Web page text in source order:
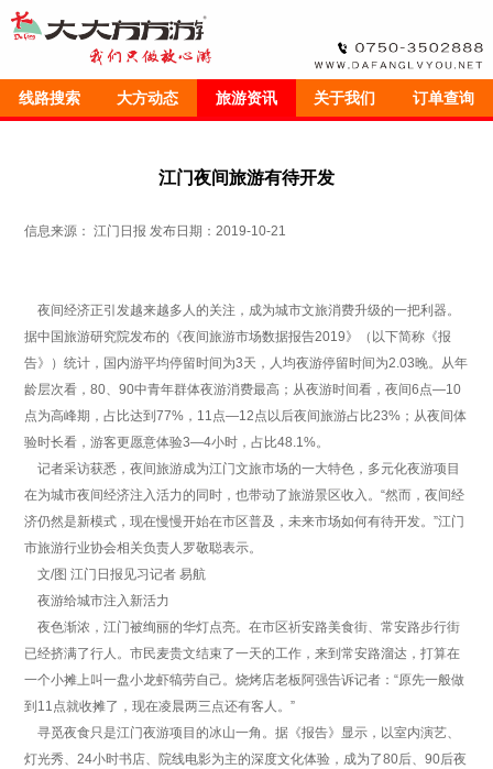
线路搜索 大方动态 旅游资讯 关于我们 订单查询
江门夜间旅游有待开发
信息来源： 江门日报 发布日期：2019-10-21
夜间经济正引发越来越多人的关注，成为城市文旅消费升级的一把利器。
据中国旅游研究院发布的《夜间旅游市场数据报告2019》（以下简称《报
告》）统计，国内游平均停留时间为3天，人均夜游停留时间为2.03晚。从年
龄层次看，80、90中青年群体夜游消费最高；从夜游时间看，夜间6点—10
点为高峰期，占比达到77%，11点—12点以后夜间旅游占比23%；从夜间体
验时长看，游客更愿意体验3—4小时，占比48.1%。
记者采访获悉，夜间旅游成为江门文旅市场的一大特色，多元化夜游项目
在为城市夜间经济注入活力的同时，也带动了旅游景区收入。“然而，夜间经
济仍然是新模式，现在慢慢开始在市区普及，未来市场如何有待开发。”江门
市旅游行业协会相关负责人罗敬聪表示。
文/图 江门日报见习记者 易航
夜游给城市注入新活力
夜色渐浓，江门被绚丽的华灯点亮。在市区祈安路美食街、常安路步行街
已经挤满了行人。市民麦贵文结束了一天的工作，来到常安路溜达，打算在
一个小摊上叫一盘小龙虾犒劳自己。烧烤店老板阿强告诉记者：“原先一般做
到11点就收摊了，现在凌晨两三点还有客人。”
寻觅夜食只是江门夜游项目的冰山一角。据《报告》显示，以室内演艺、
灯光秀、24小时书店、院线电影为主的深度文化体验，成为了80后、90后夜